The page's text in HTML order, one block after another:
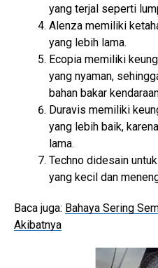
yang terjal seperti
Alenza memiliki
yang lebih lama.
Ecopia memiliki
yang nyaman,
bahan bakar
Duravis memiliki
yang lebih baik,
lama.
Techno didesain
yang kecil dan
Baca juga: Bahaya Sering
Akibatnya